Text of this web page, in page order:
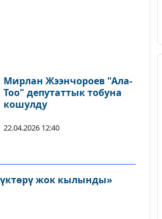
Мирлан Жээнчороев "Ала-
Тоо" депутаттык тобуна
кошулду
22.04.2026 12:40
жок кылынды»